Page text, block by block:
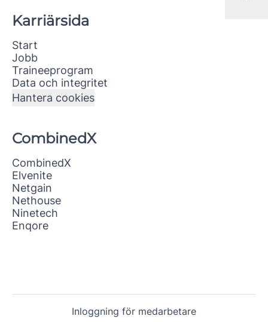
Karriärsida
Start
Jobb
Traineeprogram
Data och integritet
Hantera cookies
CombinedX
CombinedX
Elvenite
Netgain
Nethouse
Ninetech
Enqore
Inloggning för medarbetare